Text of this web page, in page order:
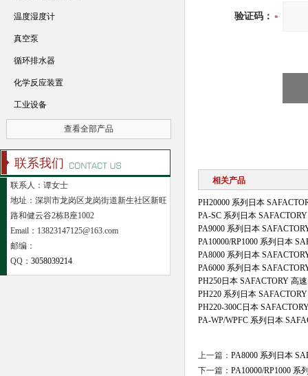
验证码：
相关产品
PH20000 系列日本
PA-SC 系列日本
PA9000 系列日本
PA10000/RP1000 系列日本
PA8000 系列日本
PA6000 系列日本
PH250日本 SAFACTORY 高
PH220 系列日本
PH220-300C日本
PA-WP/WPFC 系列日本
上一篇： PA8000 系列日本
下一篇： PA10000/RP1000
温度湿度计
真空泵
循环排水器
化学反应装置
工业设备
查看全部产品
联系我们
联系人：谭女士
地址：深圳市龙岗区龙岗街道新生社区新旺
路和健云谷2栋B座1002
Email：13823147125@163.com
邮编：
QQ： 3058039214